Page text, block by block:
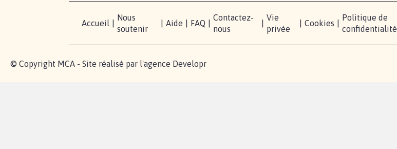
Accueil
Nous
soutenir
Aide FAQ
Contactez-
nous
Vie
privée
Cookies
Politique de
confidentialité
© Copyright MCA - Site réalisé par l'agence Developr